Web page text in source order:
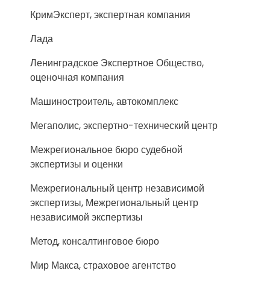
КримЭксперт, экспертная компания
Лада
Ленинградское Экспертное Общество,
оценочная компания
Машиностроитель, автокомплекс
Мегаполис, экспертно-технический центр
Межрегиональное бюро судебной
экспертизы и оценки
Межрегиональный центр независимой
экспертизы, Межрегиональный центр
независимой экспертизы
Метод, консалтинговое бюро
Мир Макса, страховое агентство